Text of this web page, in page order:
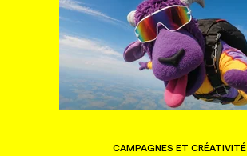
CAMPAGNES ET CRÉATIVITÉ